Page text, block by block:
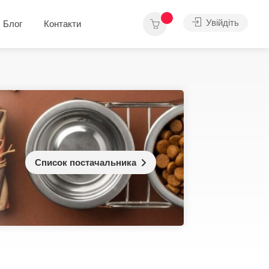
Блог Контакти Увійдіть
Список постачальника